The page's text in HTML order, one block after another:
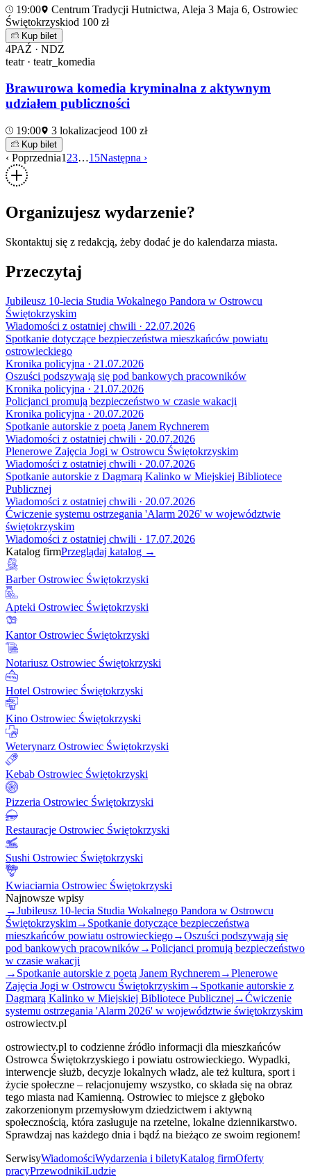
19:00
Centrum Tradycji Hutnictwa, Aleja 3 Maja 6, Ostrowiec
Świętokrzyskiod 100 zł
Kup bilet
4PAŹ · NDZ
teatr · teatr_komedia
Brawurowa komedia kryminalna z aktywnym
udziałem publiczności
19:00 3 lokalizacjeod 100 zł
Kup bilet
‹ Poprzednia1 23…15Następna ›
Organizujesz wydarzenie?
Skontaktuj się z redakcją, żeby dodać je do kalendarza miasta.
Przeczytaj
Jubileusz 10-lecia Studia Wokalnego Pandora w Ostrowcu
Świętokrzyskim
Wiadomości z ostatniej chwili · 22.07.2026
Spotkanie dotyczące bezpieczeństwa mieszkańców powiatu
ostrowieckiego
Kronika policyjna · 21.07.2026
Oszuści podszywają się pod bankowych pracowników
Kronika policyjna · 21.07.2026
Policjanci promują bezpieczeństwo w czasie wakacji
Kronika policyjna · 20.07.2026
Spotkanie autorskie z poetą Janem Rychnerem
Wiadomości z ostatniej chwili · 20.07.2026
Plenerowe Zajęcia Jogi w Ostrowcu Świętokrzyskim
Wiadomości z ostatniej chwili · 20.07.2026
Spotkanie autorskie z Dagmarą Kalinko w Miejskiej Bibliotece
Publicznej
Wiadomości z ostatniej chwili · 20.07.2026
Ćwiczenie systemu ostrzegania 'Alarm 2026' w województwie
świętokrzyskim
Wiadomości z ostatniej chwili · 17.07.2026
Katalog firmPrzeglądaj katalog →
Barber Ostrowiec Świętokrzyski
Apteki Ostrowiec Świętokrzyski
Kantor Ostrowiec Świętokrzyski
Notariusz Ostrowiec Świętokrzyski
Hotel Ostrowiec Świętokrzyski
Kino Ostrowiec Świętokrzyski
Weterynarz Ostrowiec Świętokrzyski
Kebab Ostrowiec Świętokrzyski
Pizzeria Ostrowiec Świętokrzyski
Restauracje Ostrowiec Świętokrzyski
Sushi Ostrowiec Świętokrzyski
Kwiaciarnia Ostrowiec Świętokrzyski
Najnowsze wpisy
→Jubileusz 10-lecia Studia Wokalnego Pandora w Ostrowcu
Świętokrzyskim→ Spotkanie dotyczące bezpieczeństwa
mieszkańców powiatu ostrowieckiego→Oszuści podszywają się
pod bankowych pracowników→Policjanci promują bezpieczeństwo
w czasie wakacji
→ Spotkanie autorskie z poetą Janem Rychnerem→Plenerowe
Zajęcia Jogi w Ostrowcu Świętokrzyskim→ Spotkanie autorskie z
Dagmarą Kalinko w Miejskiej Bibliotece Publicznej →Ćwiczenie
systemu ostrzegania 'Alarm 2026' w województwie świętokrzyskim
ostrowiectv.pl
ostrowiectv.pl to codzienne źródło informacji dla mieszkańców
Ostrowca Świętokrzyskiego i powiatu ostrowieckiego. Wypadki,
interwencje służb, decyzje lokalnych władz, ale też kultura, sport i
życie społeczne – relacjonujemy wszystko, co składa się na obraz
tego miasta nad Kamienną. Ostrowiec to miejsce z głęboko
zakorzenionym przemysłowym dziedzictwem i aktywną
społecznością, która zasługuje na rzetelne, lokalne dziennikarstwo.
Sprawdzaj nas każdego dnia i bądź na bieżąco ze swoim regionem!
SerwisyWiadomościWydarzenia i biletyKatalog firmOferty
pracyPrzewodnikiLudzie